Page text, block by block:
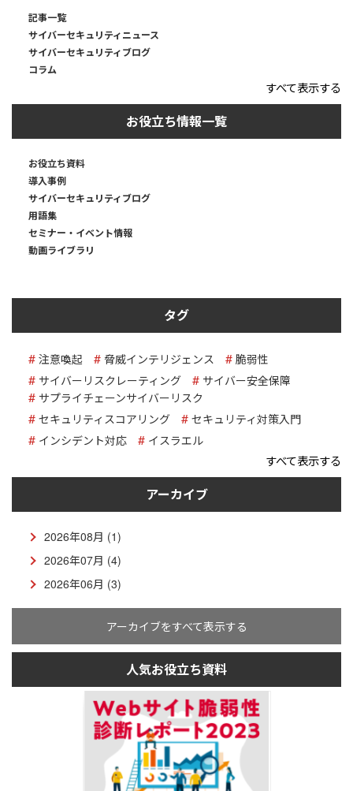
記事一覧
サイバーセキュリティニュース
サイバーセキュリティブログ
コラム
すべて表示する
お役立ち情報一覧
お役立ち資料
導入事例
サイバーセキュリティブログ
用語集
セミナー・イベント情報
動画ライブラリ
タグ
注意喚起 脅威インテリジェンス
脆弱性
サイバーリスクレーティング
サイバー安全保障
サプライチェーンサイバーリスク
セキュリティスコアリング
セキュリティ対策入門
インシデント対応
イスラエル
すべて表示する
アーカイブ
2026年08月 (1)
2026年07月 (4)
2026年06月 (3)
アーカイブをすべて表示する
人気お役立ち資料